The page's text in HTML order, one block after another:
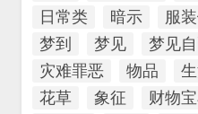
日常类
暗示 服
梦到
梦见 梦见
灾难罪恶
物品
花草
象征 财物